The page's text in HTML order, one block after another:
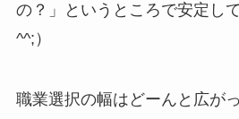
の？」というところで安定し
^^;）
職業選択の幅はどーんと広が